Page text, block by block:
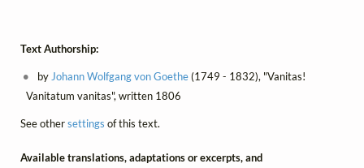
Text Authorship:
by Johann Wolfgang von Goethe(1749 - 1832), "Vanitas!
Vanitatum vanitas", written 1806
See othersettings of this text.
Available translations, adaptations or excerpts, and